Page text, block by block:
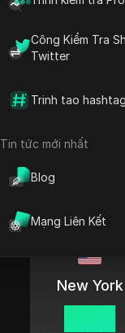
Công Kiểm Tra
Twitter
Trinh tao
Tin tức mới nhất
Blog
Mạng Liên Kết
03 03
Thursday
Thời
New York